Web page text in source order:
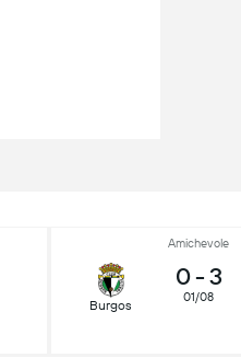
Amichevole
Burgos
0- 3
01/08